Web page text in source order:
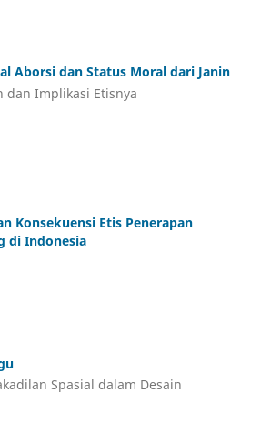
Aborsi dan Status Moral dari Janin
dan Implikasi Etisnya
Konsekuensi Etis Penerapan
di Indonesia
Spasial dalam Desain